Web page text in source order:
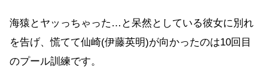
海猿とヤッっちゃった…と呆然としている彼女に別れ
を告げ、慌てて仙崎(伊藤英明)が向かったのは10回目
のプール訓練です。